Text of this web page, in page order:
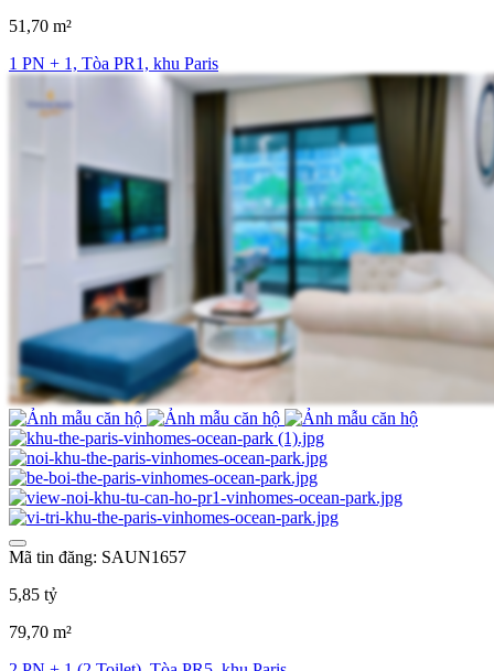
51,70 m²
1 PN + 1, Tòa PR1, khu Paris
Mã tin đăng: SAUN1657
5,85 tỷ
79,70 m²